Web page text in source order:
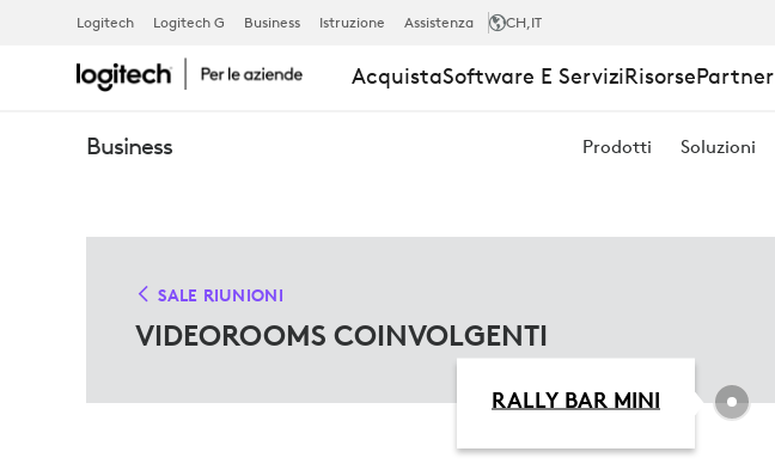
SALE
VIDEO
IMMERSIVE
Logitech Logitech G Business Istruzione Assistenza CH,IT
AcquistaSoftware E ServiziRisorsePartner
Business Prodotti Soluzioni
SALE RIUNIONI
VIDEOROOMS COINVOLGENTI
RALLY BAR MINI